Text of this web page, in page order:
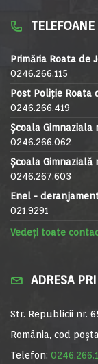
Primăria Roata de
0246.266.115
Post Poliție Roata
0246.266.419
Școala Gimnaziala
0246.266.062
Școala Gimnazială
0246.267.603
Enel -
021.9291
Vedeți toate
ADRESA
Str. Republicii nr.
România, cod
Telefon: